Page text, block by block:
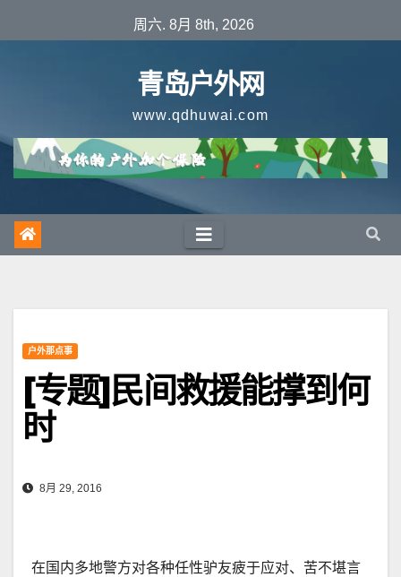
至
周六. 8月 8th, 2026
青岛户外网
www.qdhuwai.com
户外那点事
[专题]民间救援能撑到何
时
8月 29, 2016
在国内多地警方对各种任性驴友疲于应对、苦不堪言